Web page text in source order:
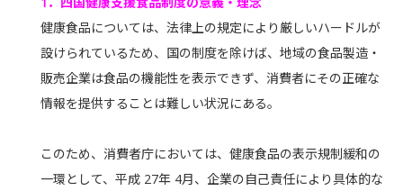
健康食品については、法律上の規定により厳しいハードルが
設けられているため、国の制度を除けば、地域の食品製造・
販売企業は食品の機能性を表示できず、消費者にその正確な
情報を提供することは難しい状況にある。
このため、消費者庁においては、健康食品の表示規制緩和の
一環として、平成 27年 4月、企業の自己責任により具体的な